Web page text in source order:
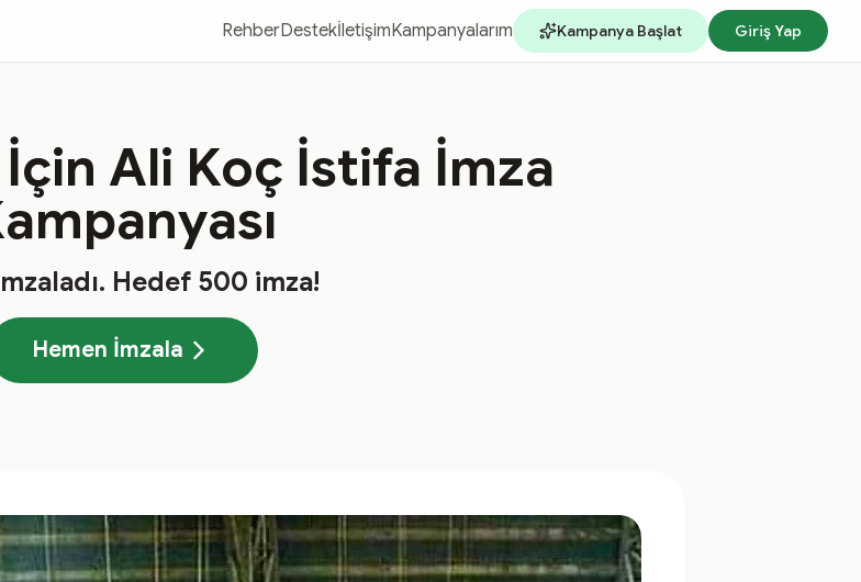
RehberDestekİletişimKampanyalarım Kampanya Başlat Giriş Yap
Ali Koç İstifa İmza
. Hedef 500 imza!
Hemen İmzala